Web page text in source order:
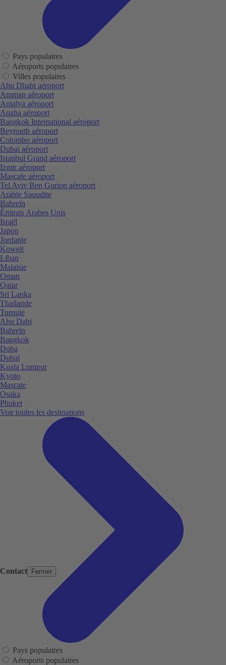
Contact Fermer
Pays populaires
Aéroports populaires
Villes populaires
Abu Dhabi aéroport
Amman aéroport
Antalya aéroport
Aqaba aéroport
Bangkok International aéroport
Beyrouth aéroport
Colombo aéroport
Dubai aéroport
Istanbul Grand aéroport
Izmir aéroport
Mascate aéroport
Tel Aviv Ben Gurion aéroport
Arabie Saoudite
Bahreïn
Émirats Arabes Unis
Israël
Japon
Jordanie
Koweït
Liban
Malaisie
Oman
Qatar
Sri Lanka
Thaïlande
Turquie
Abu Dabi
Bahreïn
Bangkok
Doha
Dubaï
Kuala Lumpur
Kyoto
Mascate
Osaka
Phuket
Voir toutes les destinations
Pays populaires
Aéroports populaires